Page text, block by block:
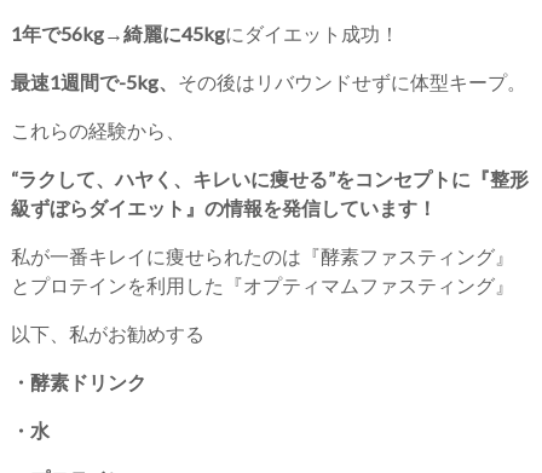
1年で56kg→綺麗に45kgにダイエット成功！
最速1週間で-5kg、 その後はリバウンドせずに体型キープ。
これらの経験から、
“ラクして、ハヤく、キレいに痩せる”をコンセプトに『整形
級ずぼらダイエット』の情報を発信しています！
私が一番キレイに痩せられたのは『酵素ファスティング』
とプロテインを利用した『オプティマムファスティング』
以下、私がお勧めする
・酵素ドリンク
・水